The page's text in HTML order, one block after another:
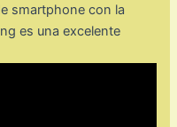
smartphone con la
es una excelente